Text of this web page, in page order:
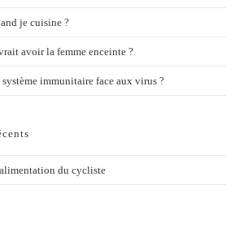
je cuisine ?
avoir la femme enceinte ?
immunitaire face aux virus ?
du cycliste